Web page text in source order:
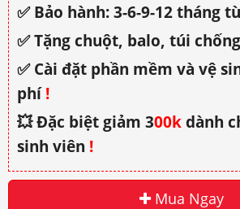
✅ Bảo hành: 3-6-9-12 tháng
✅ Tặng chuột, balo, túi
✅ Cài đặt phần mềm và vệ
phí!
💥 Đặc biệt giảm 300kdành
sinh viên !
Mua Ngay